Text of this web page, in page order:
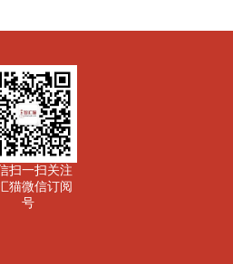
扫一扫关注
猫微信订阅
号